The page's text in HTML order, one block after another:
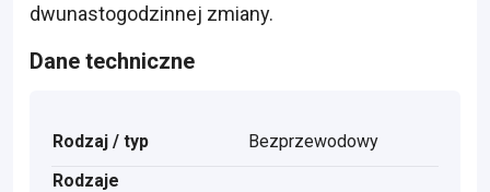
dwunastogodzinnej zmiany.
Dane techniczne
Rodzaj / typ
Bezprzewodowy
Rodzaje